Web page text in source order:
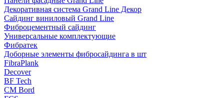
Декоративная система Grand Line Декор
Сайдинг виниловый Grand Line
Фиброцементный сайдинг
Универсальные комплектующие
Фибратек
Доборные элементы фибросайдинга в шт
FibraPlank
Decover
BF Tech
CM Bord